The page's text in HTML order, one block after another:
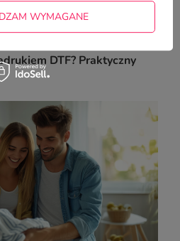
BLOGA
DTF? Praktyczny
WYMAGANE